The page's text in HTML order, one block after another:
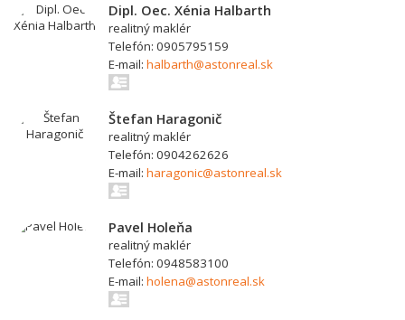
Dipl. Oec. Xénia Halbarth
realitný maklér
Telefón: 0905795159
E-mail: halbarth@astonreal.sk
Štefan Haragonič
realitný maklér
Telefón: 0904262626
E-mail: haragonic@astonreal.sk
Pavel Holeňa
realitný maklér
Telefón: 0948583100
E-mail: holena@astonreal.sk